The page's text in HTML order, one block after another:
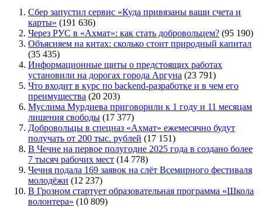
Сбер запустил сервис «Куда привязаны ваши счета и
карты» (191 636)
Через РУС в «Ахмат»: как стать добровольцем? (95 190)
Объясняем на китах: сколько стоит природный капитал
(35 435)
Информационные щиты о предстоящих работах
установили на дорогах города Аргуна (23 791)
Что входит в курс по backend-разработке и в чем его
преимущества (20 203)
Муслима Мурдиева приговорили к 1 году и 11 месяцам
лишения свободы (17 377)
Добровольцы в спецназ «Ахмат» ежемесячно будут
получать от 200 тыс. рублей (17 151)
В Чечне на первое полугодие 2025 года в создано более
7 тысяч рабочих мест (14 778)
Чечня подала 169 заявок на слёт Всемирного фестиваля
молодёжи (12 237)
В Грозном стартует образовательная программа «Школа
волонтера» (10 809)